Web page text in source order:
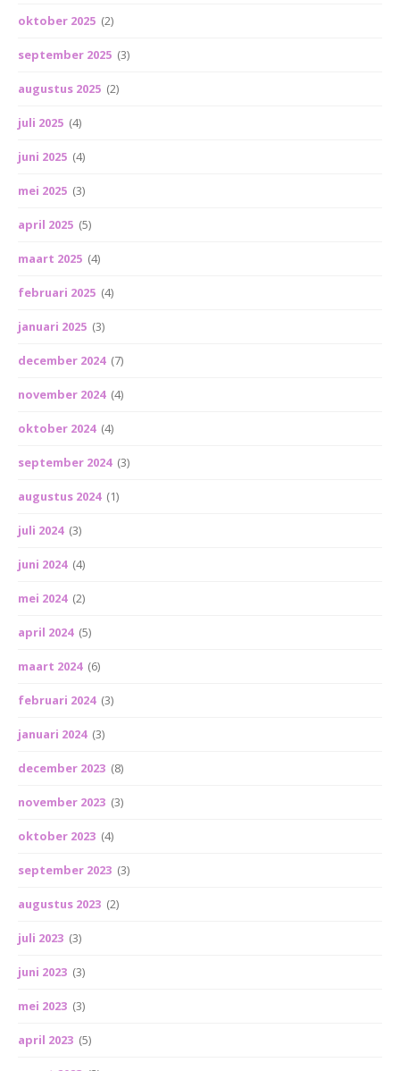
oktober 2025 (2)
september 2025 (3)
augustus 2025 (2)
juli 2025 (4)
juni 2025 (4)
mei 2025 (3)
april 2025 (5)
maart 2025 (4)
februari 2025 (4)
januari 2025 (3)
december 2024 (7)
november 2024 (4)
oktober 2024 (4)
september 2024 (3)
augustus 2024 (1)
juli 2024 (3)
juni 2024 (4)
mei 2024 (2)
april 2024 (5)
maart 2024 (6)
februari 2024 (3)
januari 2024 (3)
december 2023 (8)
november 2023 (3)
oktober 2023 (4)
september 2023 (3)
augustus 2023 (2)
juli 2023 (3)
juni 2023 (3)
mei 2023 (3)
april 2023 (5)